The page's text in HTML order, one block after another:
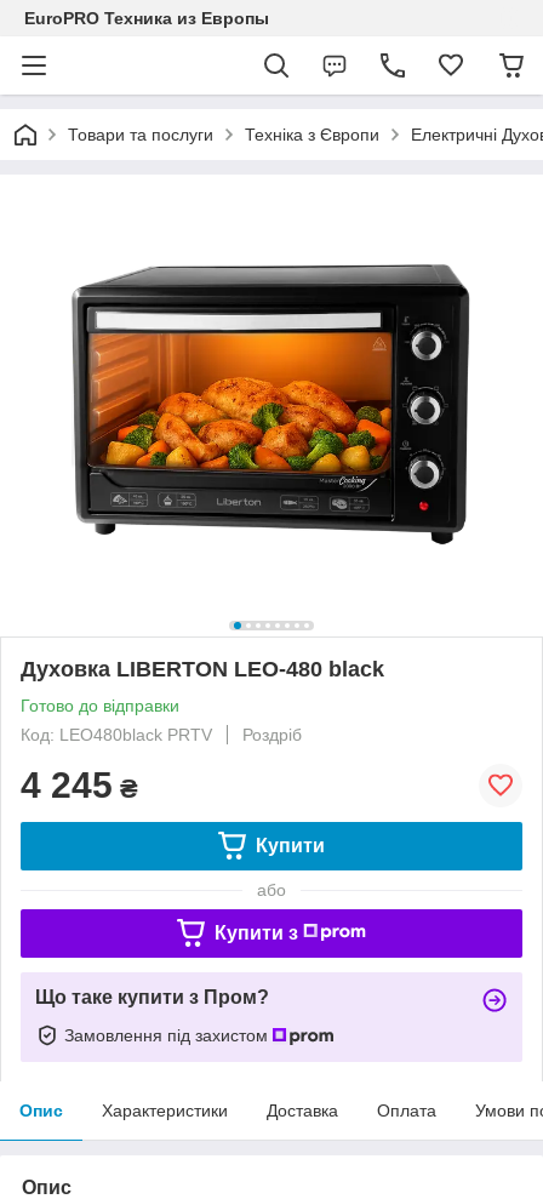
EuroPRO Техника из Европы
Товари та послуги Техніка з Європи Електричні
Духовка LIBERTON LEO-480 black
Готово до відправки
Код: LEO480black PRTV
Роздріб
4 245 ₴
Купити
або
Купити з
Що таке купити з Пром?
Замовлення під захистом
Опис Характеристики Доставка Оплата Умови
Опис